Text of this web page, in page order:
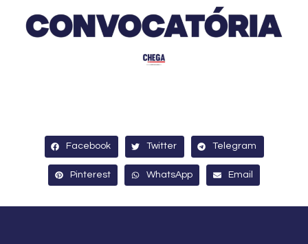
Facebook Twitter Telegram
Pinterest WhatsApp Email